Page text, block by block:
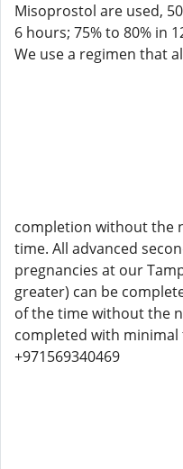
Misoprostol are used,
6 hours; 75% to 80% in
We use a regimen that
completion without the
time. All advanced
pregnancies at our
greater) can be
of the time without the
completed with
+971569340469